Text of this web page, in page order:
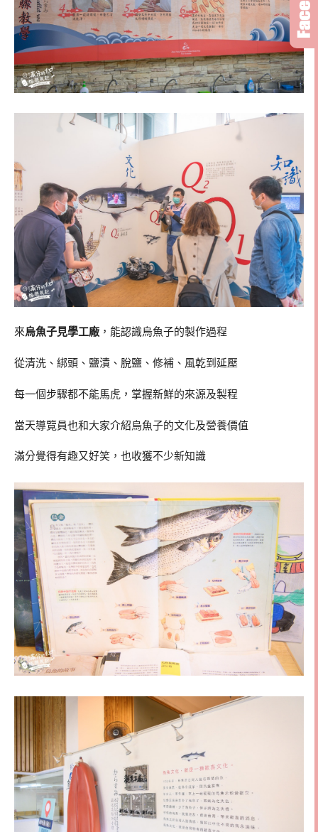
來烏魚子見學工廠 ，能認識烏魚子的製作過程
從清洗、綁頭、鹽漬、脫鹽、修補、風乾到延壓
每一個步驟都不能馬虎，掌握新鮮的來源及製程
當天導覽員也和大家介紹烏魚子的文化及營養價值
滿分覺得有趣又好笑，也收獲不少新知識